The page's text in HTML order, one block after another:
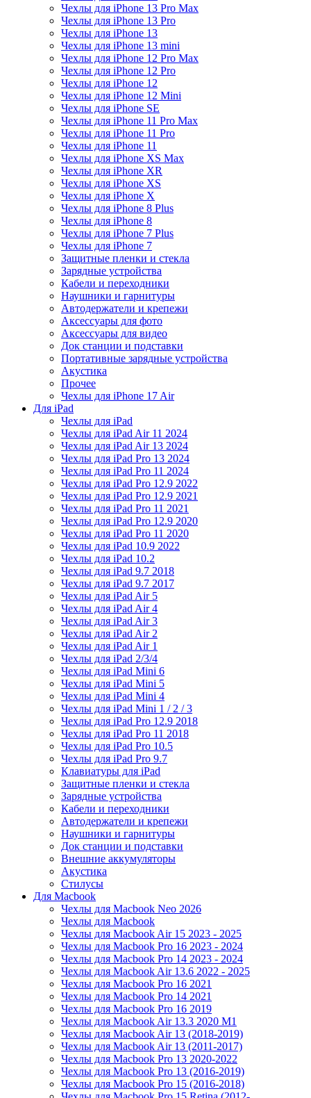
Чехлы для iPhone 13 Pro Max
Чехлы для iPhone 13 Pro
Чехлы для iPhone 13
Чехлы для iPhone 13 mini
Чехлы для iPhone 12 Pro Max
Чехлы для iPhone 12 Pro
Чехлы для iPhone 12
Чехлы для iPhone 12 Mini
Чехлы для iPhone SE
Чехлы для iPhone 11 Pro Max
Чехлы для iPhone 11 Pro
Чехлы для iPhone 11
Чехлы для iPhone XS Max
Чехлы для iPhone XR
Чехлы для iPhone XS
Чехлы для iPhone X
Чехлы для iPhone 8 Plus
Чехлы для iPhone 8
Чехлы для iPhone 7 Plus
Чехлы для iPhone 7
Защитные пленки и стекла
Зарядные устройства
Кабели и переходники
Наушники и гарнитуры
Автодержатели и крепежи
Аксессуары для фото
Аксессуары для видео
Док станции и подставки
Портативные зарядные устройства
Акустика
Прочее
Чехлы для iPhone 17 Air
Для iPad
Чехлы для iPad
Чехлы для iPad Air 11 2024
Чехлы для iPad Air 13 2024
Чехлы для iPad Pro 13 2024
Чехлы для iPad Pro 11 2024
Чехлы для iPad Pro 12.9 2022
Чехлы для iPad Pro 12.9 2021
Чехлы для iPad Pro 11 2021
Чехлы для iPad Pro 12.9 2020
Чехлы для iPad Pro 11 2020
Чехлы для iPad 10.9 2022
Чехлы для iPad 10.2
Чехлы для iPad 9.7 2018
Чехлы для iPad 9.7 2017
Чехлы для iPad Air 5
Чехлы для iPad Air 4
Чехлы для iPad Air 3
Чехлы для iPad Air 2
Чехлы для iPad Air 1
Чехлы для iPad 2/3/4
Чехлы для iPad Mini 6
Чехлы для iPad Mini 5
Чехлы для iPad Mini 4
Чехлы для iPad Mini 1 / 2 / 3
Чехлы для iPad Pro 12.9 2018
Чехлы для iPad Pro 11 2018
Чехлы для iPad Pro 10.5
Чехлы для iPad Pro 9.7
Клавиатуры для iPad
Защитные пленки и стекла
Зарядные устройства
Кабели и переходники
Автодержатели и крепежи
Наушники и гарнитуры
Док станции и подставки
Внешние аккумуляторы
Акустика
Стилусы
Для Macbook
Чехлы для Macbook Neo 2026
Чехлы для Macbook
Чехлы для Macbook Air 15 2023 - 2025
Чехлы для Macbook Pro 16 2023 - 2024
Чехлы для Macbook Pro 14 2023 - 2024
Чехлы для Macbook Air 13.6 2022 - 2025
Чехлы для Macbook Pro 16 2021
Чехлы для Macbook Pro 14 2021
Чехлы для Macbook Pro 16 2019
Чехлы для Macbook Air 13.3 2020 M1
Чехлы для Macbook Air 13 (2018-2019)
Чехлы для Macbook Air 13 (2011-2017)
Чехлы для Macbook Pro 13 2020-2022
Чехлы для Macbook Pro 13 (2016-2019)
Чехлы для Macbook Pro 15 (2016-2018)